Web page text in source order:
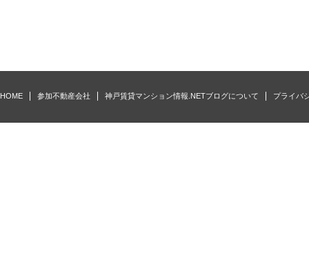
HOME 参加不動産会社 神戸賃貸マンション情報.NETブログについて プライバ